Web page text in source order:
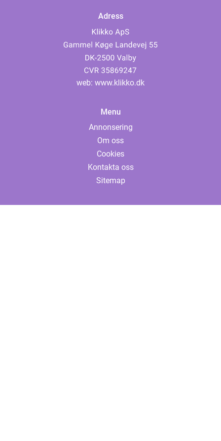
Adress
web: www.klikko.dk
Menu
Annonsering
Om oss
Cookies
Kontakta oss
Sitemap